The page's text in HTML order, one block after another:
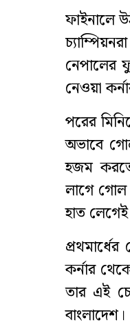
ফাইনালে
নেপালের
নেওয়া
পরের
অভাবে
হজম করতে
লাগে গোল
হাত
কর্নার
তার এই
বাংলাদেশ।